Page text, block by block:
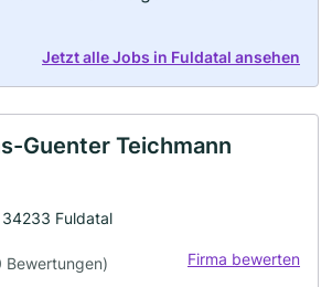
Jetzt alle Jobs in Fuldatal ansehen
Guenter Teichmann
Fuldatal
Bewertungen) Firma bewerten